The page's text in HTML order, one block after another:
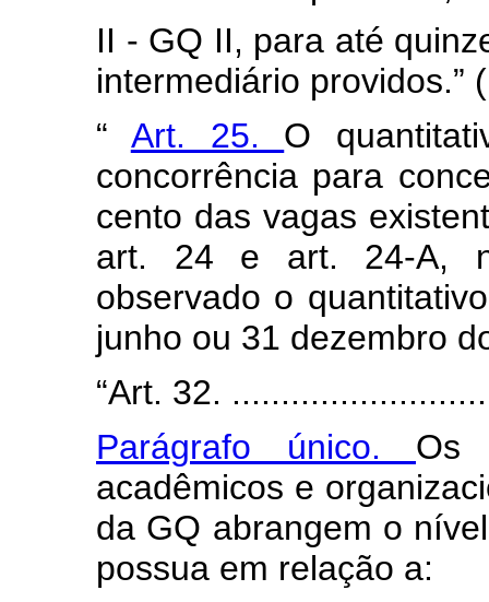
II - GQ II, para até
intermediário providos.”
“ Art. 25. O
concorrência para
cento das vagas
art. 24 e art. 24-A,
observado o
junho ou 31 dezembro
“Art. 32.
Parágrafo único. Os
acadêmicos e
da GQ abrangem o
possua em relação a: